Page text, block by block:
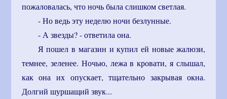
пожаловалась, что ночь была слишком светлая.
- Но ведь эту неделю ночи безлунные.
- А звезды? - ответила она.
Я пошел в магазин и купил ей новые жалюзи,
темнее, зеленее. Ночью, лежа в кровати, я слышал,
как она их опускает, тщательно закрывая окна.
Долгий шуршащий звук...